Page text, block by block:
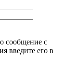
сообщение с
введите его в